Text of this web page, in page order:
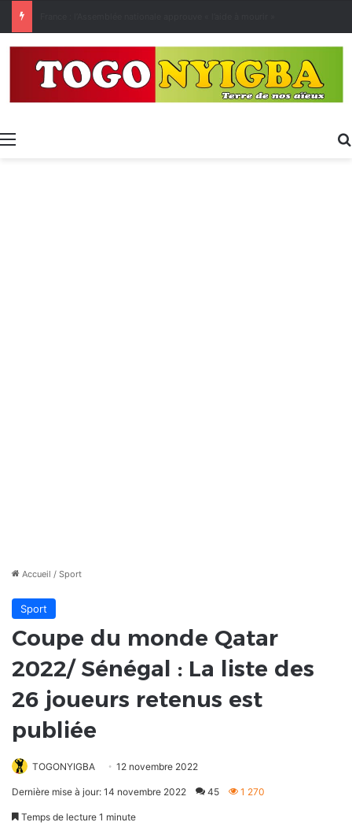
Menu
Accueil / Sport
Sport
Coupe du monde Qatar
2022/ Sénégal : La liste des
26 joueurs retenus est
publiée
TOGONYIGBA 12 novembre 2022
Dernière mise à jour: 14 novembre 2022 45 1 270
Temps de lecture 1 minute